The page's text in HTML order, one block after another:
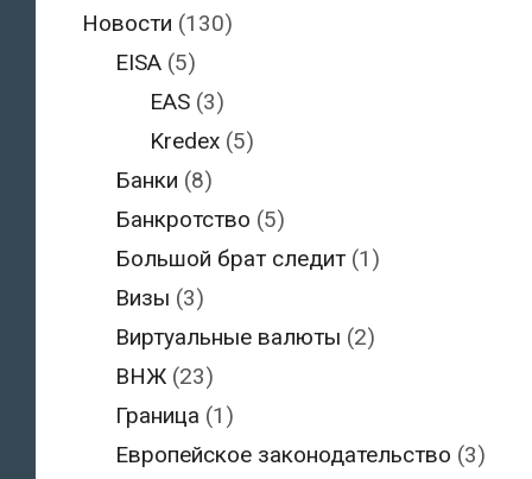
Новости (130)
EISA (5)
EAS(3)
Kredex(5)
Банки (8)
Банкротство (5)
Большой брат следит (1)
Визы (3)
Виртуальные валюты (2)
ВНЖ (23)
Граница (1)
Европейское законодательство (3)